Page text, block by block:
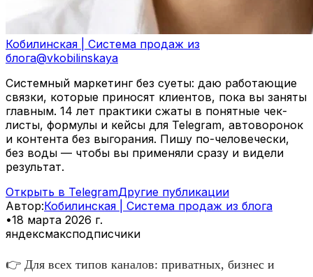
Кобилинская | Система продаж из
блога@vkobilinskaya
Системный маркетинг без суеты: даю работающие
связки, которые приносят клиентов, пока вы заняты
главным. 14 лет практики сжаты в понятные чек-
листы, формулы и кейсы для Telegram, автоворонок
и контента без выгорания. Пишу по-человечески,
без воды — чтобы вы применяли сразу и видели
результат.
Открыть в TelegramДругие публикации
Автор:Кобилинская | Система продаж из блога
•18 марта 2026 г.
яндексмаксподписчики
👉 Для всех типов каналов: приватных, бизнес и